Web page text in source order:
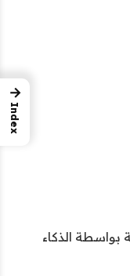
→
Index